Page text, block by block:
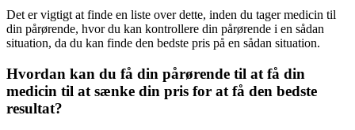
Det er vigtigt at finde en liste over dette, inden du tager medicin til
din pårørende, hvor du kan kontrollere din pårørende i en sådan
situation, da du kan finde den bedste pris på en sådan situation.
Hvordan kan du få din pårørende til at få din
medicin til at sænke din pris for at få den bedste
resultat?